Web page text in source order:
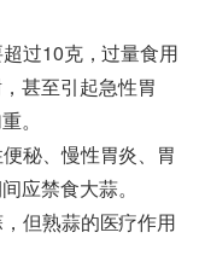
过10克，过量食用
甚至引起急性胃
。
秘、慢性胃炎、胃
应禁食大蒜。
但熟蒜的医疗作用